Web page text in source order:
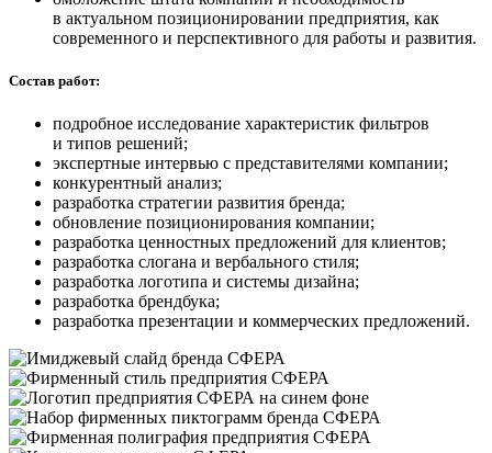
в актуальном позиционировании предприятия, как
современного и перспективного для работы и развития.
Состав работ:
подробное исследование характеристик фильтров
и типов решений;
экспертные интервью с представителями компании;
конкурентный анализ;
разработка стратегии развития бренда;
обновление позиционирования компании;
разработка ценностных предложений для клиентов;
разработка слогана и вербального стиля;
разработка логотипа и системы дизайна;
разработка брендбука;
разработка презентации и коммерческих предложений.